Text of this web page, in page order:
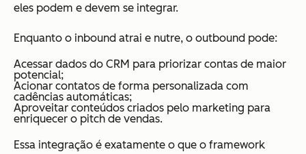
eles podem e devem se integrar.
Enquanto o inbound atrai e nutre, o outbound pode:
Acessar dados do CRM para priorizar contas de maior
potencial;
Acionar contatos de forma personalizada com
cadências automáticas;
Aproveitar conteúdos criados pelo marketing para
enriquecer o pitch de vendas.
Essa integração é exatamente o que o framework